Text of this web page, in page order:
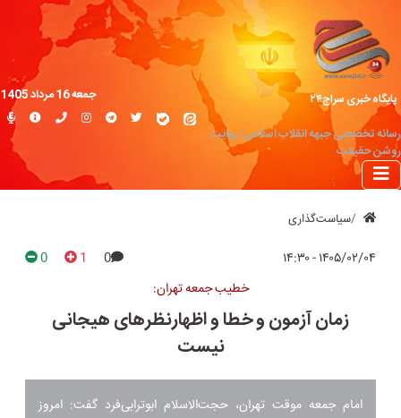
پایگاه خبری سراج۲۴
رسانه تخصصی جبهه انقلاب اسلامی؛ روایت
روشن حقیقت
جمعه 16 مرداد 1405
سیاست‌گذاری
۱۴۰۵/۰۲/۰۴ - ۱۴:۳۰ 0
1
0
خطیب جمعه تهران:
زمان آزمون و خطا و اظهارنظرهای هیجانی
نیست
امام جمعه موقت تهران، حجت‌الاسلام ابوترابی‌فرد گفت: امروز